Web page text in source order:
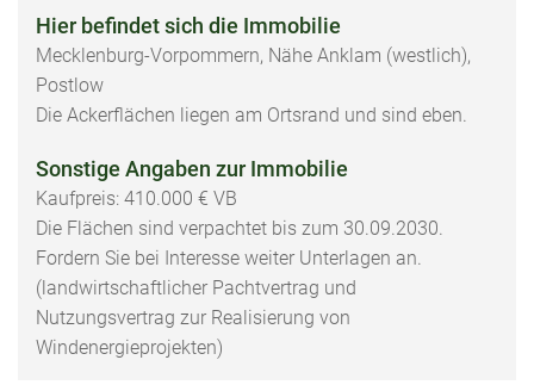
Hier befindet sich die Immobilie
Mecklenburg-Vorpommern, Nähe Anklam (westlich),
Postlow
Die Ackerflächen liegen am Ortsrand und sind eben.
Sonstige Angaben zur Immobilie
Kaufpreis: 410.000 € VB
Die Flächen sind verpachtet bis zum 30.09.2030.
Fordern Sie bei Interesse weiter Unterlagen an.
(landwirtschaftlicher Pachtvertrag und
Nutzungsvertrag zur Realisierung von
Windenergieprojekten)